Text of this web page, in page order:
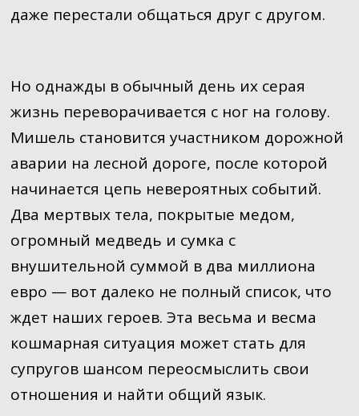
даже перестали общаться друг с другом.
Но однажды в обычный день их серая
жизнь переворачивается с ног на голову.
Мишель становится участником дорожной
аварии на лесной дороге, после которой
начинается цепь невероятных событий.
Два мертвых тела, покрытые медом,
огромный медведь и сумка с
внушительной суммой в два миллиона
евро — вот далеко не полный список, что
ждет наших героев. Эта весьма и весма
кошмарная ситуация может стать для
супругов шансом переосмыслить свои
отношения и найти общий язык.